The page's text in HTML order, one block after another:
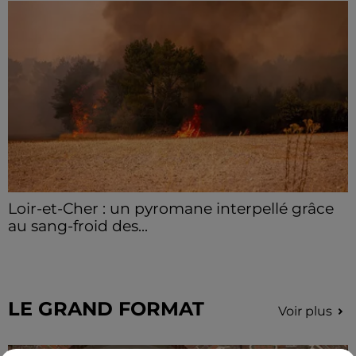
Loir-et-Cher : un pyromane interpellé grâce
au sang-froid des...
Grâce...
LE GRAND FORMAT Voir plus